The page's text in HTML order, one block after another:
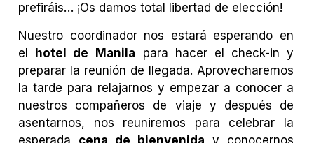
prefiráis… ¡Os damos total libertad de elección!
Nuestro coordinador nos estará esperando en
el hotel de Manila para hacer el check-in y
preparar la reunión de llegada. Aprovecharemos
la tarde para relajarnos y empezar a conocer a
nuestros compañeros de viaje y después de
asentarnos, nos reuniremos para celebrar la
esperada cena de bienvenida y conocernos